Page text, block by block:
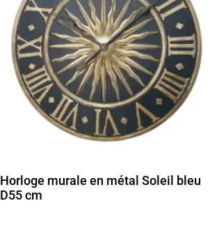
Horloge murale en métal Soleil bleu
D55 cm